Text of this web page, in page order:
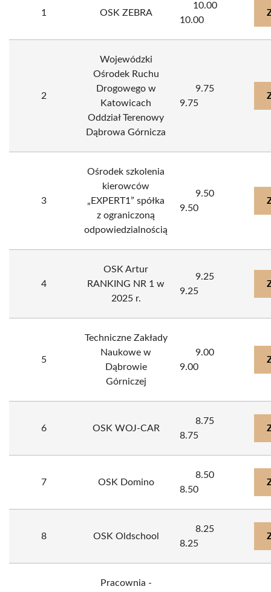
1 OSK ZEBRA
10.00
10.00
2
Wojewódzki
Ośrodek Ruchu
Drogowego w
Katowicach
Oddział Terenowy
Dąbrowa Górnicza
9.75
9.75
3
Ośrodek szkolenia
kierowców
„EXPERT1” spółka
z ograniczoną
odpowiedzialnością
9.50
9.50
4
OSK Artur
RANKING NR 1 w
2025 r.
9.25
9.25
5
Techniczne Zakłady
Naukowe w
Dąbrowie
Górniczej
9.00
9.00
6 OSK WOJ-CAR
8.75
8.75
7 OSK Domino
8.50
8.50
8 OSK Oldschool
8.25
8.25
Pracownia -